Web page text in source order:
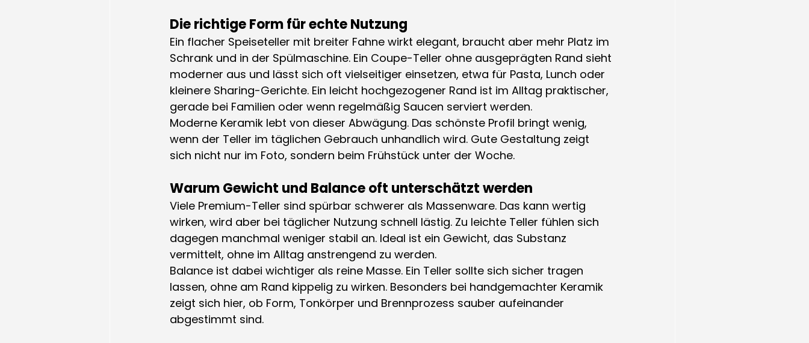
Die richtige Form für echte Nutzung
Ein flacher Speiseteller mit breiter Fahne wirkt elegant, braucht aber mehr Platz im
Schrank und in der Spülmaschine. Ein Coupe-Teller ohne ausgeprägten Rand sieht
moderner aus und lässt sich oft vielseitiger einsetzen, etwa für Pasta, Lunch oder
kleinere Sharing-Gerichte. Ein leicht hochgezogener Rand ist im Alltag praktischer,
gerade bei Familien oder wenn regelmäßig Saucen serviert werden.
Moderne Keramik lebt von dieser Abwägung. Das schönste Profil bringt wenig,
wenn der Teller im täglichen Gebrauch unhandlich wird. Gute Gestaltung zeigt
sich nicht nur im Foto, sondern beim Frühstück unter der Woche.
Warum Gewicht und Balance oft unterschätzt werden
Viele Premium-Teller sind spürbar schwerer als Massenware. Das kann wertig
wirken, wird aber bei täglicher Nutzung schnell lästig. Zu leichte Teller fühlen sich
dagegen manchmal weniger stabil an. Ideal ist ein Gewicht, das Substanz
vermittelt, ohne im Alltag anstrengend zu werden.
Balance ist dabei wichtiger als reine Masse. Ein Teller sollte sich sicher tragen
lassen, ohne am Rand kippelig zu wirken. Besonders bei handgemachter Keramik
zeigt sich hier, ob Form, Tonkörper und Brennprozess sauber aufeinander
abgestimmt sind.